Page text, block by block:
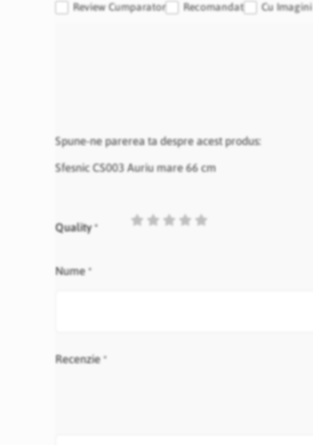
Review Cumparator Recomandat Cu Imagini
Spune-ne parerea ta despre acest produs:
Sfesnic CS003 Auriu mare 66 cm
Quality
1
2
3
4
Nume
Recenzie